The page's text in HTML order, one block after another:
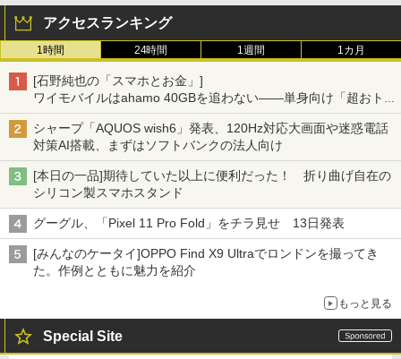
アクセスランキング
1時間 24時間 1週間 1カ月
[石野純也の「スマホとお金」]
ワイモバイルはahamo 40GBを追わない――単身向け「超おトク
割」の安さと1年限定の注意点
シャープ「AQUOS wish6」発表、120Hz対応大画面や迷惑電話
対策AI搭載、まずはソフトバンクの法人向け
[本日の一品]期待していた以上に便利だった！ 折り曲げ自在の
シリコン製スマホスタンド
グーグル、「Pixel 11 Pro Fold」をチラ見せ 13日発表
[みんなのケータイ]OPPO Find X9 Ultraでロンドンを撮ってき
た。作例とともに魅力を紹介
もっと見る
Special Site